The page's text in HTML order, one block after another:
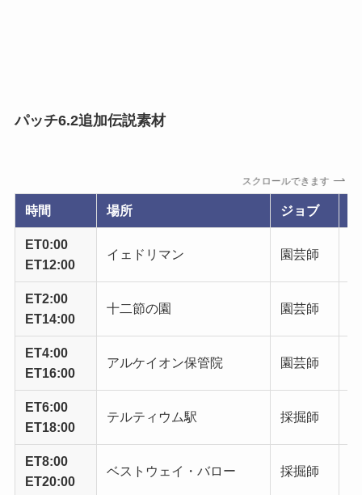
パッチ6.2追加伝説素材
スクロールできます
時間 場所 ジョブ
ET0:00
ET12:00
イェドリマン 園芸師
ET2:00
ET14:00
十二節の園 園芸師
ET4:00
ET16:00
アルケイオン保管院 園芸師
ET6:00
ET18:00
テルティウム駅 採掘師
ET8:00
ET20:00
ベストウェイ・バロー 採掘師